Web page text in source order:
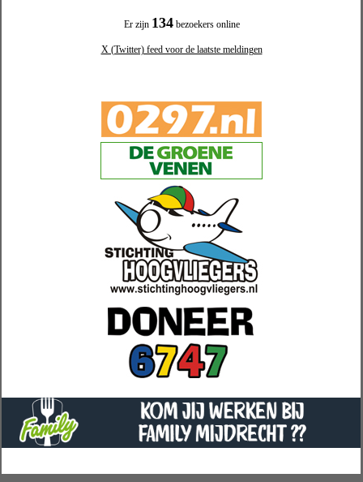
Er zijn 134bezoekers online
X (Twitter) feed voor de laatste meldingen